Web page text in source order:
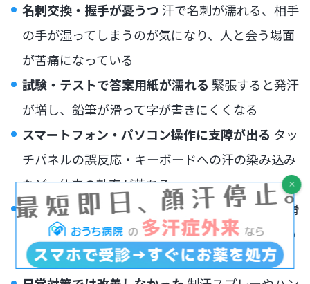
名刺交換・握手が憂うつ 汗で名刺が濡れる、相手
の手が湿ってしまうのが気になり、人と会う場面
が苦痛になっている
試験・テストで答案用紙が濡れる 緊張すると発汗
が増し、鉛筆が滑って字が書きにくくなる
スマートフォン・パソコン操作に支障が出る タッ
チパネルの誤反応・キーボードへの汗の染み込み
など、仕事の効率が落ちる
楽器演奏・スポーツに影響が出るギターの弦が滑
る・ラケットが握れない・グリップが安定しない
など、趣味や競技に支障が生じる